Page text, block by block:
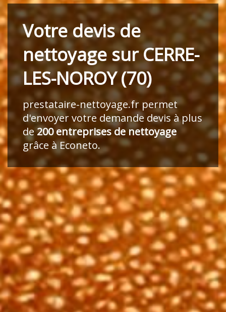
Votre devis de
nettoyage sur CERRE-
LES-NOROY (70)
prestataire-nettoyage.frpermet
d'envoyer votre demande devis à plus
de200 entreprises de nettoyage
grâce à Econeto.